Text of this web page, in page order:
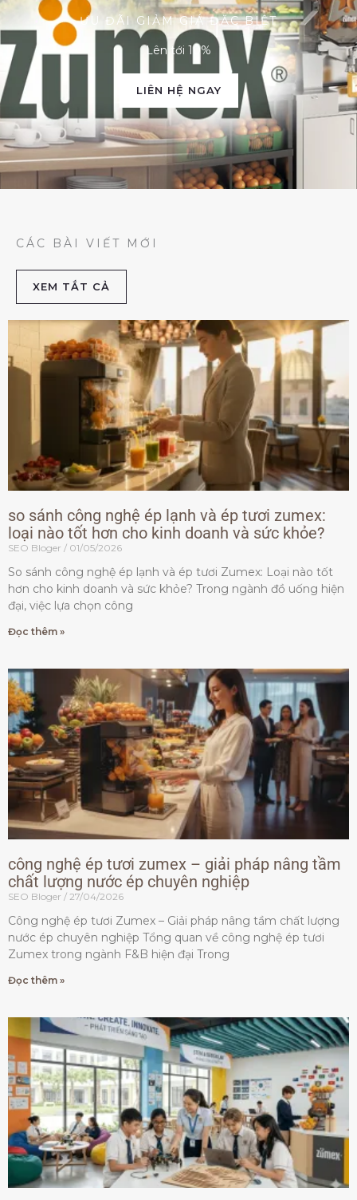
ƯU ĐÃI GIẢM GIÁ ĐẶC BIỆT
Lên tới 10%
LIÊN HỆ NGAY
CÁC BÀI VIẾT MỚI
XEM TẮT CẢ
so sánh công nghệ ép lạnh và ép tươi zumex:
loại nào tốt hơn cho kinh doanh và sức khỏe?
SEO Bloger 01/05/2026
So sánh công nghệ ép lạnh và ép tươi Zumex: Loại nào tốt
hơn cho kinh doanh và sức khỏe? Trong ngành đồ uống hiện
đại, việc lựa chọn công
Đọc thêm »
công nghệ ép tươi zumex – giải pháp nâng tầm
chất lượng nước ép chuyên nghiệp
SEO Bloger 27/04/2026
Công nghệ ép tươi Zumex – Giải pháp nâng tầm chất lượng
nước ép chuyên nghiệp Tổng quan về công nghệ ép tươi
Zumex trong ngành F&B hiện đại Trong
Đọc thêm »